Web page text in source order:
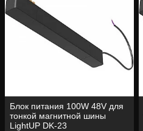
Блок питания 100W 48V для
тонкой магнитной шины
LightUP DK-23